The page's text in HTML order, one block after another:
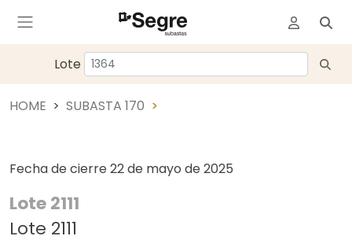
Lote
HOME SUBASTA 170
Fecha de cierre 22 de mayo de 2025
Lote 2111
Lote 2111